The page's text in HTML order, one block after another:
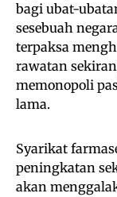
bagi ubat-
sesebuah
terpaksa
rawatan
memonopoli
lama.
Syarikat
peningkatan
akan